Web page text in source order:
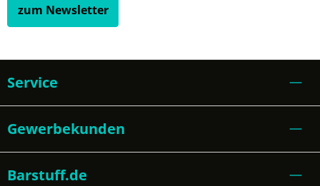
zum Newsletter
Service
Gewerbekunden
Barstuff.de